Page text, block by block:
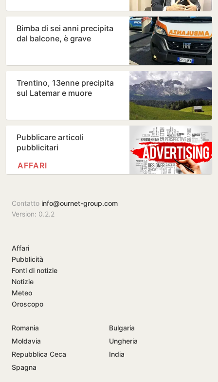
Bimba di sei anni precipita
dal balcone, è grave
Trentino, 13enne precipita
sul Latemar e muore
Pubblicare articoli
pubblicitari
AFFARI
Contatto info@ournet-group.com
Version: 0.2.2
Affari
Pubblicità
Fonti di notizie
Notizie
Meteo
Oroscopo
Romania
Bulgaria
Moldavia
Ungheria
Repubblica Ceca
India
Spagna